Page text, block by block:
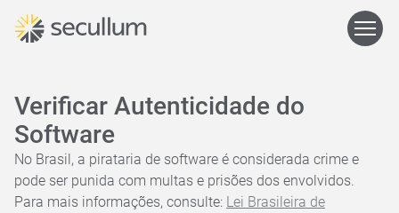
Verificar Autenticidade do
Software
No Brasil, a pirataria de software é considerada crime e
pode ser punida com multas e prisões dos envolvidos.
Para mais informações, consulte: Lei Brasileira de